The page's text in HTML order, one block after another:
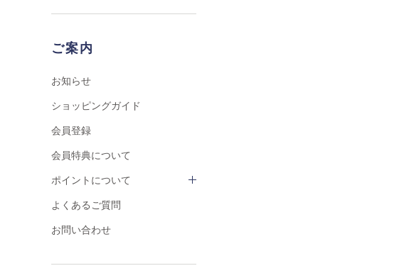
ご案内
お知らせ
ショッピングガイド
会員登録
会員特典について
ポイントについて
よくあるご質問
お問い合わせ